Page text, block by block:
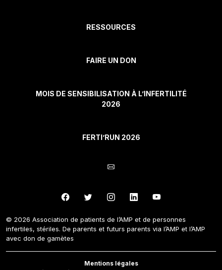
RESSOURCES
FAIRE UN DON
MOIS DE SENSIBILISATION À L’INFERTILITÉ
2026
FERTI’RUN 2026
© 2026 Association de patients de l’AMP et de personnes
infertiles, stériles. De parents et futurs parents via l’AMP et l’AMP
avec don de gamètes
Mentions légales